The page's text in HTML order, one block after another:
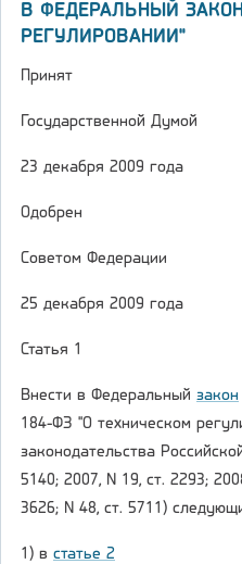
В ФЕДЕРАЛЬНЫЙ
РЕГУЛИРОВАНИИ"
Принят
Государственной Думой
23 декабря 2009 года
Одобрен
Советом Федерации
25 декабря 2009 года
Статья 1
Внести в Федеральный закон
184-ФЗ "О техническом
законодательства
5140; 2007, N 19, ст. 2293;
3626; N 48, ст. 5711)
1) в статье 2